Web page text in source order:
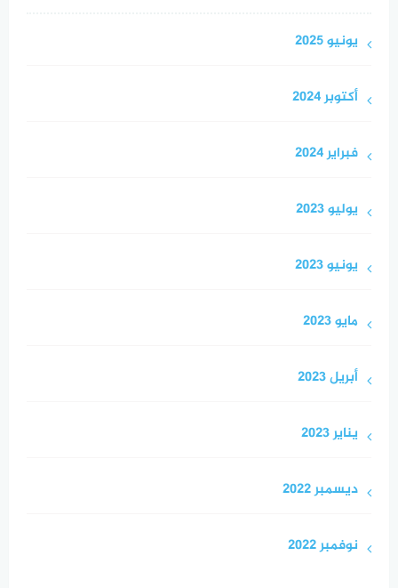
يونيو 2025
أكتوبر 2024
فبراير 2024
يوليو 2023
يونيو 2023
مايو 2023
أبريل 2023
يناير 2023
ديسمبر 2022
نوفمبر 2022